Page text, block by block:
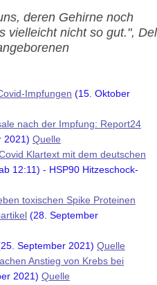
deren Gehirne noch
vielleicht nicht so gut.", Del
Impfungen (15. Oktober
nach der Impfung: Report24
2021) Quelle
Klartext mit dem deutschen
12:11) - HSP90 Hitzeschock-
toxischen Spike Proteinen
(28. September
September 2021) Quelle
Anstieg von Krebs bei
2021) Quelle